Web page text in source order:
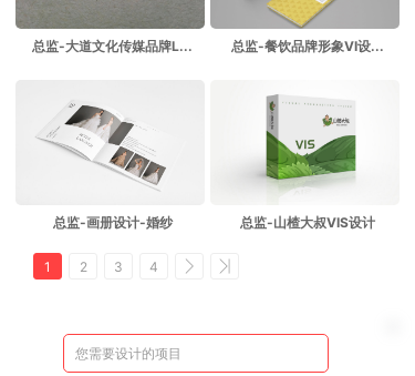
总监-大道文化传媒品牌L... 总监-餐饮品牌形象VI设...
总监-画册设计-婚纱 总监-山楂大叔VIS设计
1 2 3 4